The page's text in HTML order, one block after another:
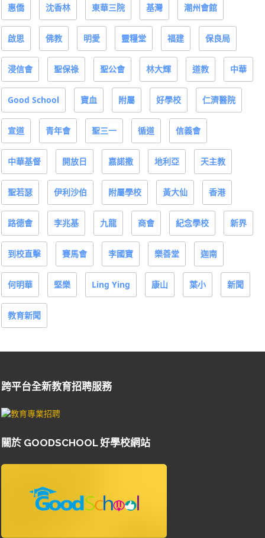
惠僑 沈香林 東華三院 基灣 潮州會館
啟思 佛教 明愛 靈糧堂 福建 保良局
浸信會 聖保祿 聖公會 林大輝 道教 中華
Good School 寶血 附屬 好學校 仁濟醫院
宣道 青年會 聖三一 循道 信義會
中華基督 開放日 嘉諾撒 地利亞 天主教
聖若瑟 伊利沙伯 附屬學校 黃大仙 香港
路德會 李兆基 九龍 商會 紀念學校 新界
到校直擊 賽馬會 李國寶 樂善堂 迦南
何明華 堅樂 Ling Ying 康山 葉小 新聞
教育新聞
跨平台全新教育招聘服務
關於 GOODSCHOOL 好學校網站